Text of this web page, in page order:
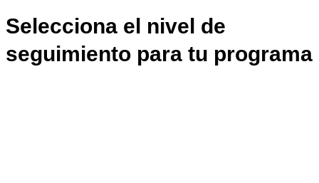
Selecciona el nivel de
seguimiento para tu programa